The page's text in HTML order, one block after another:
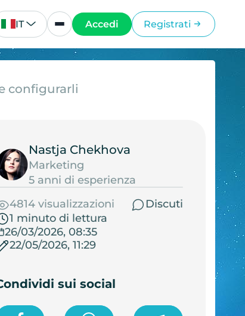
IT Accedi Registrati
configurarli
Nastja Chekhova
Marketing
5 anni di esperienza
4814 visualizzazioni
Discuti
1 minuto di lettura
26/03/2026, 08:35
22/05/2026, 11:29
sui social